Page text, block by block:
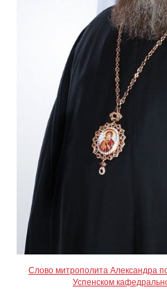
Слово митрополита Александра
Успенском